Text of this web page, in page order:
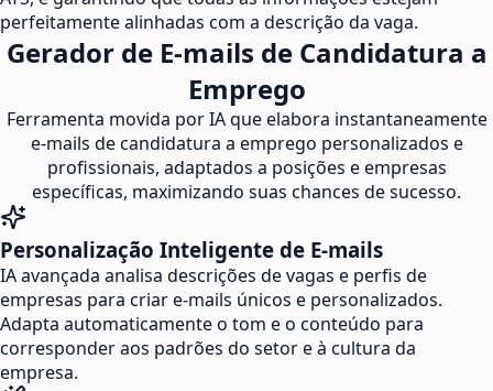
perfeitamente alinhadas com a descrição da vaga.
Gerador de E-mails de Candidatura a
Emprego
Ferramenta movida por IA que elabora instantaneamente
e-mails de candidatura a emprego personalizados e
profissionais, adaptados a posições e empresas
específicas, maximizando suas chances de sucesso.
Personalização Inteligente de E-mails
IA avançada analisa descrições de vagas e perfis de
empresas para criar e-mails únicos e personalizados.
Adapta automaticamente o tom e o conteúdo para
corresponder aos padrões do setor e à cultura da
empresa.